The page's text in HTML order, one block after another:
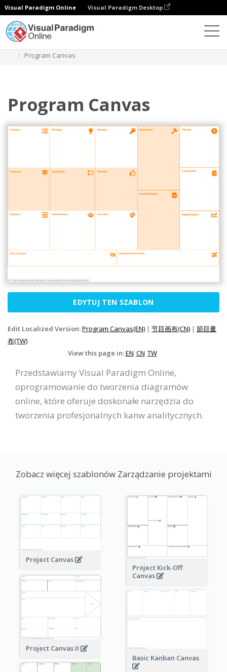
Visual Paradigm Online Visual Paradigm Desktop
Program Canvas
Program Canvas
EDYTUJ TEN SZABLON
Edit Localized Version:Program Canvas(EN) | 节目画布(CN) | 節目畫
布(TW)
View this page in:EN CN TW
Przedstawiamy Visual Paradigm Online,
oprogramowanie do tworzenia diagramów
online, które oferuje doskonałe narzędzia do
tworzenia profesjonalnych kanw analitycznych.
Zobacz więcej szablonów Zarządzanie projektami
Project Canvas
Project Kick-Off
Canvas
Project Canvas II
Basic Kanban Canvas